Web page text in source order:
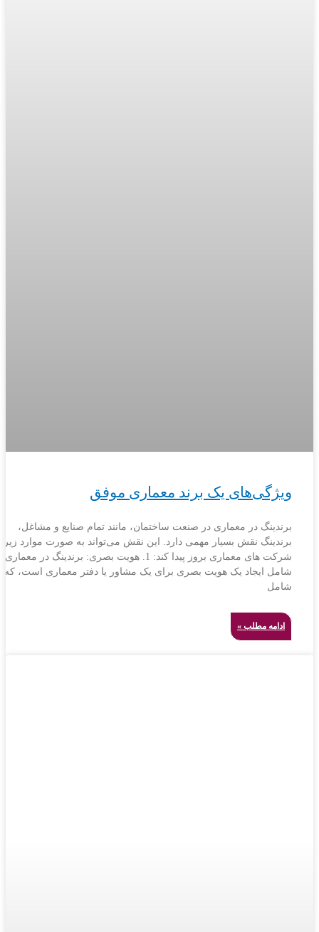
ویژگی‌های یک برند معماری موفق
برندینگ در معماری در صنعت ساختمان، مانند تمام صنایع و مشاغل،
برندینگ نقش بسیار مهمی دارد. این نقش می‌تواند به صورت موارد زیر
شرکت های معماری بروز پیدا کند: 1. هویت بصری: برندینگ در معماری
شامل ایجاد یک هویت بصری برای یک مشاور یا دفتر معماری است، که
شامل
ادامه مطلب »